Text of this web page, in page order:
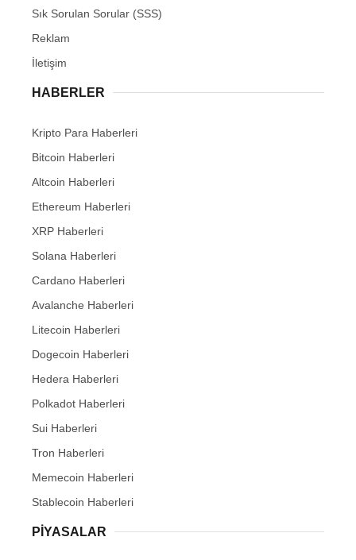
Sık Sorulan Sorular (SSS)
Reklam
İletişim
HABERLER
Kripto Para Haberleri
Bitcoin Haberleri
Altcoin Haberleri
Ethereum Haberleri
XRP Haberleri
Solana Haberleri
Cardano Haberleri
Avalanche Haberleri
Litecoin Haberleri
Dogecoin Haberleri
Hedera Haberleri
Polkadot Haberleri
Sui Haberleri
Tron Haberleri
Memecoin Haberleri
Stablecoin Haberleri
PIYASALAR